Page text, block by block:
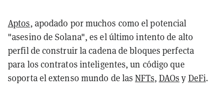
Aptos, apodado por muchos como el potencial
"asesino de Solana", es el último intento de alto
perfil de construir la cadena de bloques perfecta
para los contratos inteligentes, un código que
soporta el extenso mundo de lasNFTs, DAOs y DeFi.